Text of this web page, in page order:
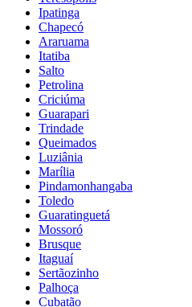
Ipatinga
Chapecó
Araruama
Itatiba
Salto
Petrolina
Criciúma
Guarapari
Trindade
Queimados
Luziânia
Marília
Pindamonhangaba
Toledo
Guaratinguetá
Mossoró
Brusque
Itaguaí
Sertãozinho
Palhoça
Cubatão